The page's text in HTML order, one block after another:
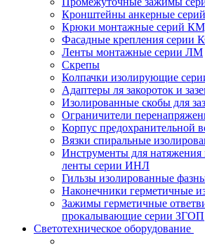
Кронштейны анкерные
Крюки монтажные серий
Фасадные крепления серии
Ленты монтажные серии ЛМ
Скрепы
Колпачки изолирующие
Адаптеры ля закороток и
Изолированные скобы для
Ограничители
Корпус предохранительной
Вязки спиральные
Инструменты для
ленты серии ИНЛ
Гильзы изолированные
Наконечники герметичные
Зажимы герметичные
прокалывающие серии ЗГОП
Светотехническое оборудование